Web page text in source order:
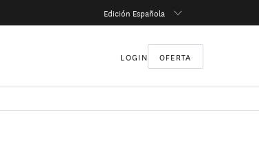
Edición Española
LOGIN OFERTA